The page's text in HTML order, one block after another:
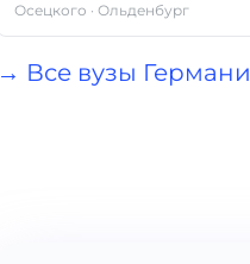
Осецкого · Ольденбург
→ Все вузы